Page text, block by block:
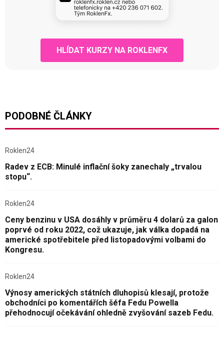
HLÍDAT KURZY NA ROKLENFX
PODOBNÉ ČLÁNKY
Roklen24
Radev z ECB: Minulé inflační šoky zanechaly „trvalou
stopu“.
Roklen24
Ceny benzinu v USA dosáhly v průměru 4 dolarů za galon
poprvé od roku 2022, což ukazuje, jak válka dopadá na
americké spotřebitele před listopadovými volbami do
Kongresu.
Roklen24
Výnosy amerických státních dluhopisů klesají, protože
obchodníci po komentářích šéfa Fedu Powella
přehodnocují očekávání ohledně zvyšování sazeb Fedu.